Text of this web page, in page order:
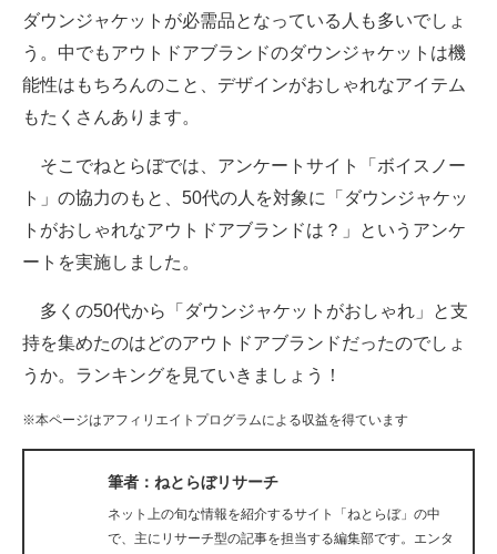
ITの今と未来を見通す
スマホと通信の最新トレンド
ビジネスと働き方のヒント
経営リーダーのコミュニティ
企業向けIT製品の総合サイト
IT製品の技術・比較・事例
ダウンジャケットが必需品となっている人も多いでしょ
う。中でもアウトドアブランドのダウンジャケットは機
能性はもちろんのこと、デザインがおしゃれなアイテム
もたくさんあります。
そこでねとらぼでは、アンケートサイト「ボイスノー
ト」の協力のもと、50代の人を対象に「ダウンジャケッ
トがおしゃれなアウトドアブランドは？」というアンケ
ートを実施しました。
多くの50代から「ダウンジャケットがおしゃれ」と支
持を集めたのはどのアウトドアブランドだったのでしょ
うか。ランキングを見ていきましょう！
※本ページはアフィリエイトプログラムによる収益を得ています
筆者：ねとらぼリサーチ
ネット上の旬な情報を紹介するサイト「ねとらぼ」の中
で、主にリサーチ型の記事を担当する編集部です。エンタ